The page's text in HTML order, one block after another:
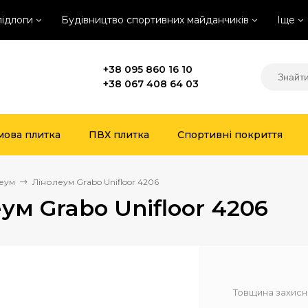
Будівництво спортивних майданчиків Іще
+38 095 860 16 10
+38 067 408 64 03
плитка ПВХ плитка Спортивні покриття
Лінолеум Grabo Unifloor 4206
Grabo Unifloor 4206
Товщина